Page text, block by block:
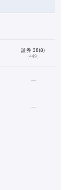
—
証券 38(8)
（449）
—
—